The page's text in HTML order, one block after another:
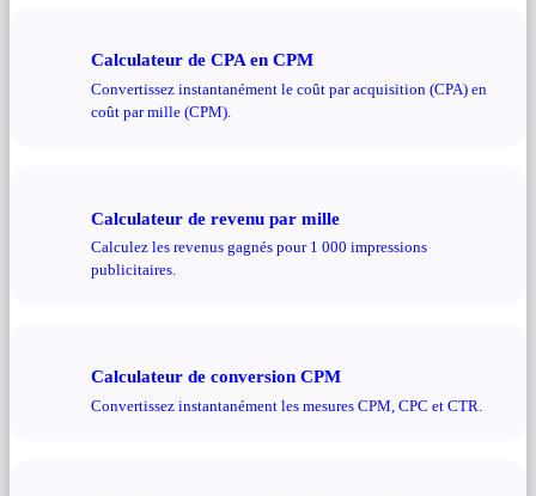
Calculateur de CPA en CPM
Convertissez instantanément le coût par acquisition (CPA) en
coût par mille (CPM).
Calculateur de revenu par mille
Calculez les revenus gagnés pour 1 000 impressions
publicitaires.
Calculateur de conversion CPM
Convertissez instantanément les mesures CPM, CPC et CTR.